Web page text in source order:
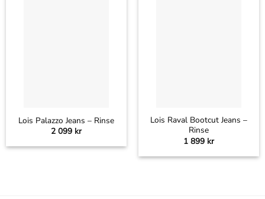
Lois Palazzo Jeans – Rinse
2 099 kr
Lois Raval Bootcut Jeans –
Rinse
1 899 kr